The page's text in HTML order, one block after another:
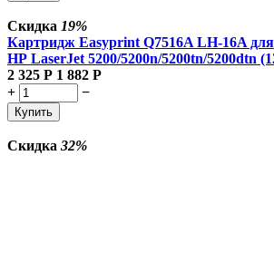
Скидка 19%
Картридж Easyprint Q7516A LH-16A для
HP LaserJet 5200/5200n/5200tn/5200dtn
2 325 Р 1 882 Р
+
−
Купить
Скидка 32%